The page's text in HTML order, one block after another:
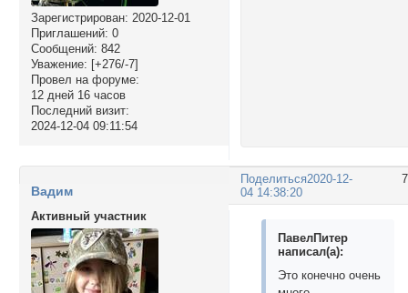
Зарегистрирован: 2020-12-01
Приглашений: 0
Сообщений: 842
Уважение: [+276/-7]
Провел на форуме:
12 дней 16 часов
Последний визит:
2024-12-04 09:11:54
Поделиться2020-12-
04 14:38:20
Вадим
Активный участник
ПавелПитер
написал(а):
Это конечно очень